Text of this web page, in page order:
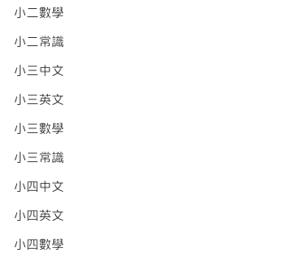
小二數學
小二常識
小三中文
小三英文
小三數學
小三常識
小四中文
小四英文
小四數學